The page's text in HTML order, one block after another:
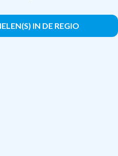
IN DE REGIO